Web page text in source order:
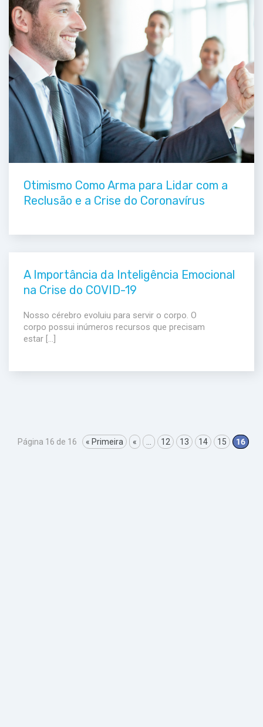
Otimismo Como Arma para Lidar com a
Reclusão e a Crise do Coronavírus
A Importância da Inteligência Emocional
na Crise do COVID-19
Nosso cérebro evoluiu para servir o corpo. O
corpo possui inúmeros recursos que precisam
estar […]
Página 16 de 16 « Primeira « 12 13 14 15 16